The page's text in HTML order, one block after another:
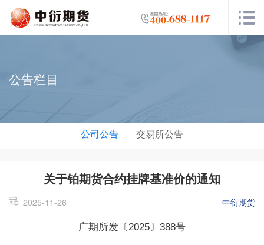
公告栏目
公司公告 交易所公告
关于铂期货合约挂牌基准价的通知
2025-11-26 中衍期货
广期所发〔2025〕388号